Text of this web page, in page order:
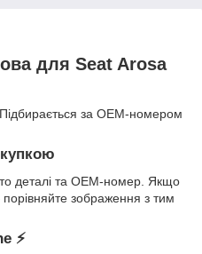
для Seat Arosa
за OEM-номером
деталі та OEM-номер. Якщо
порівняйте зображення з тим
⚡